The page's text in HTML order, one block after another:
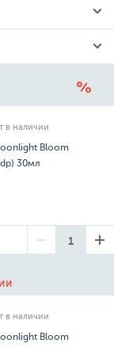
в наличии
Bloom
30мл
в наличии
Bloom